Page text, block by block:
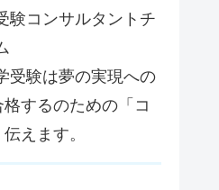
験コンサルタントチ
受験は夢の実現への
するのための「コ
えます。